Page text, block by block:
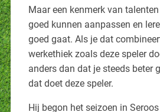
Maar een kenmerk van
goed kunnen aanpassen en
goed gaat. Als je dat
werkethiek zoals deze speler
anders dan dat je steeds beter
dat doet deze speler.
Hij begon het seizoen in